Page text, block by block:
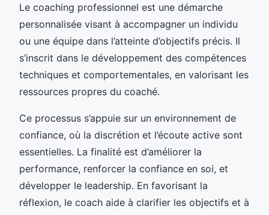
Le coaching professionnel est une démarche
personnalisée visant à accompagner un individu
ou une équipe dans l’atteinte d’objectifs précis. Il
s’inscrit dans le développement des compétences
techniques et comportementales, en valorisant les
ressources propres du coaché.
Ce processus s’appuie sur un environnement de
confiance, où la discrétion et l’écoute active sont
essentielles. La finalité est d’améliorer la
performance, renforcer la confiance en soi, et
développer le leadership. En favorisant la
réflexion, le coach aide à clarifier les objectifs et à